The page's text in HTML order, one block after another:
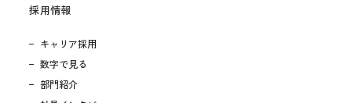
採用情報
キャリア採用
数字で見る
部門紹介